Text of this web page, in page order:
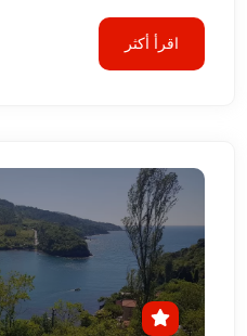
اقرأ أكثر